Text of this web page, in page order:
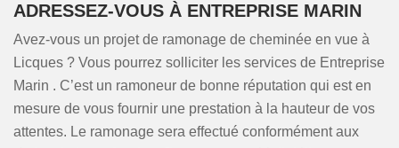
ADRESSEZ-VOUS À ENTREPRISE MARIN
Avez-vous un projet de ramonage de cheminée en vue à
Licques ? Vous pourrez solliciter les services de Entreprise
Marin . C’est un ramoneur de bonne réputation qui est en
mesure de vous fournir une prestation à la hauteur de vos
attentes. Le ramonage sera effectué conformément aux